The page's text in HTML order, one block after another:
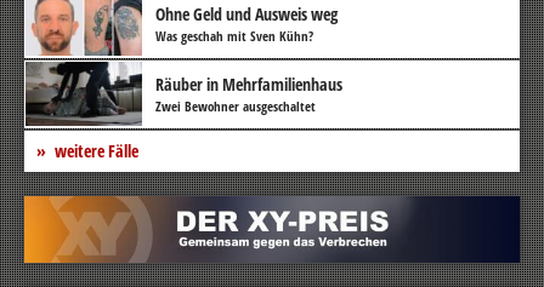
Ohne Geld und Ausweis weg
Was geschah mit Sven Kühn?
Räuber in Mehrfamilienhaus
Zwei Bewohner ausgeschaltet
weitere Fälle